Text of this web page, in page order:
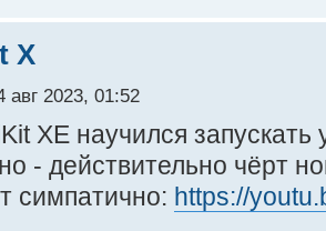
X
авг 2023, 01:52
XE научился запускать
- действительно чёрт
симпатично: https://